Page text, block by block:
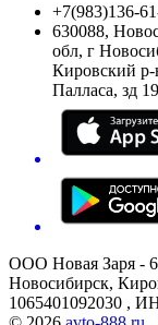
+7(983)136-
630088,
обл, г
Кировский р-
Палласа, зд
ООО Новая Заря -
Новосибирск,
1065401092030 ,